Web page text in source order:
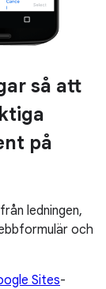
så att
på
ledningen,
och
Sites-